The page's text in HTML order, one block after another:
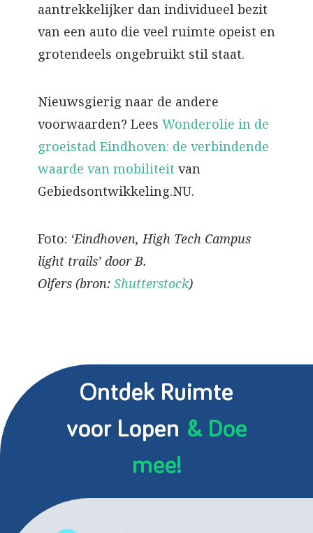
aantrekkelijker dan individueel bezit
van een auto die veel ruimte opeist en
grotendeels ongebruikt stil staat.
Nieuwsgierig naar de andere
voorwaarden? Lees Wonderolie in de
groeistad Eindhoven: de verbindende
waarde van mobiliteit van
Gebiedsontwikkeling.NU.
Foto: ‘Eindhoven, High Tech Campus
light trails’ door B.
Olfers (bron: Shutterstock)
Ontdek Ruimte
voor Lopen & Doe
mee!